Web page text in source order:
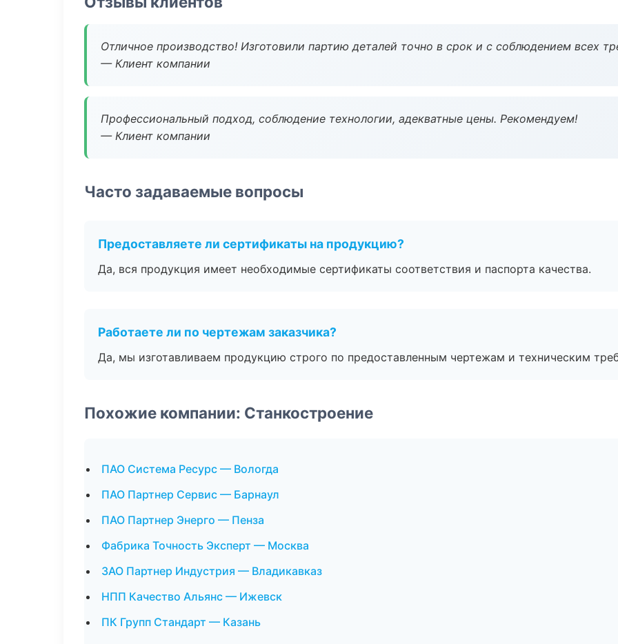
Отличное производство! Изготовили партию деталей точно в срок и с соблюдением всех
— Клиент компании
Профессиональный подход, соблюдение технологии, адекватные цены. Рекомендуем!
— Клиент компании
Часто задаваемые вопросы
Предоставляете ли сертификаты на продукцию?
Да, вся продукция имеет необходимые сертификаты соответствия и паспорта качества.
Работаете ли по чертежам заказчика?
Да, мы изготавливаем продукцию строго по предоставленным чертежам и техническим
Похожие компании: Станкостроение
ПАО Система Ресурс — Вологда
ПАО Партнер Сервис — Барнаул
ПАО Партнер Энерго — Пенза
Фабрика Точность Эксперт — Москва
ЗАО Партнер Индустрия — Владикавказ
НПП Качество Альянс — Ижевск
ПК Групп Стандарт — Казань